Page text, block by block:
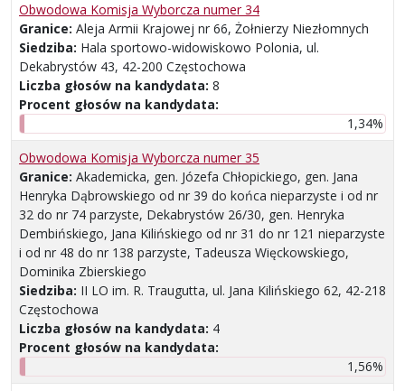
Obwodowa Komisja Wyborcza numer 34
Granice: Aleja Armii Krajowej nr 66, Żołnierzy Niezłomnych
Siedziba: Hala sportowo-widowiskowo Polonia, ul.
Dekabrystów 43, 42-200 Częstochowa
Liczba głosów na kandydata: 8
Procent głosów na kandydata:
1,34%
Obwodowa Komisja Wyborcza numer 35
Granice: Akademicka, gen. Józefa Chłopickiego, gen. Jana
Henryka Dąbrowskiego od nr 39 do końca nieparzyste i od nr
32 do nr 74 parzyste, Dekabrystów 26/30, gen. Henryka
Dembińskiego, Jana Kilińskiego od nr 31 do nr 121 nieparzyste
i od nr 48 do nr 138 parzyste, Tadeusza Więckowskiego,
Dominika Zbierskiego
Siedziba: II LO im. R. Traugutta, ul. Jana Kilińskiego 62, 42-218
Częstochowa
Liczba głosów na kandydata: 4
Procent głosów na kandydata:
1,56%